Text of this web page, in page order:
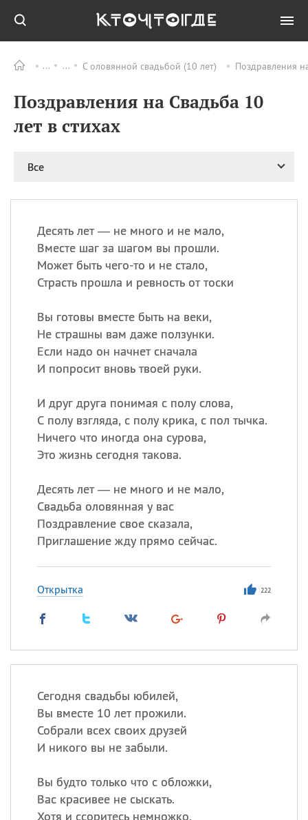
С оловянной свадьбой (10 лет) Поздравления
Поздравления на Свадьба 10
лет в стихах
Все
Десять лет — не много и не мало,
Вместе шаг за шагом вы прошли.
Может быть чего-то и не стало,
Страсть прошла и ревность от тоски
Вы готовы вместе быть на веки,
Не страшны вам даже ползунки.
Если надо он начнет сначала
И попросит вновь твоей руки.
И друг друга понимая с полу слова,
С полу взгляда, с полу крика, с пол тычка.
Ничего что иногда она сурова,
Это жизнь сегодня такова.
Десять лет — не много и не мало,
Свадьба оловянная у вас
Поздравление свое сказала,
Приглашение жду прямо сейчас.
Открытка 222
Сегодня свадьбы юбилей,
Вы вместе 10 лет прожили.
Собрали всех своих друзей
И никого вы не забыли.
Вы будто только что с обложки,
Вас красивее не сыскать.
Хотя и ссоритесь немножко,
ПРАЗДНИКИ Все
06.08
Преображение
Господне у западных
Романа и Давида
мучеников
Национальный день
маяка
ИМЕНА
Сегодня празднуют именины
Анатолий , Афанасий,
, Еще
Посмотреть значение
происхождение